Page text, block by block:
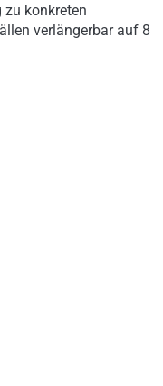
konkreten
verlängerbar auf 8